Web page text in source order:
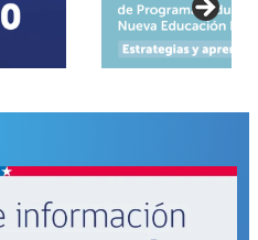
Locales
Educación
Pública